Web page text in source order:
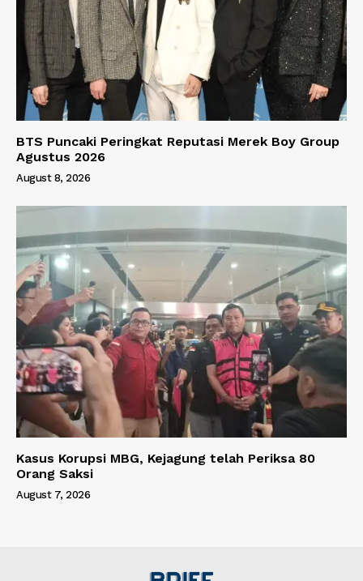
BTS Puncaki Peringkat Reputasi Merek Boy Group
Agustus 2026
August 8, 2026
Kasus Korupsi MBG, Kejagung telah Periksa 80
Orang Saksi
August 7, 2026